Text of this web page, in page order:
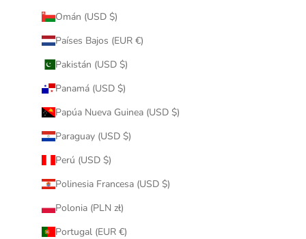
Omán (USD $)
Países Bajos (EUR €)
Pakistán (USD $)
Panamá (USD $)
Papúa Nueva Guinea (USD $)
Paraguay (USD $)
Perú (USD $)
Polinesia Francesa (USD $)
Polonia (PLN zł)
Portugal (EUR €)